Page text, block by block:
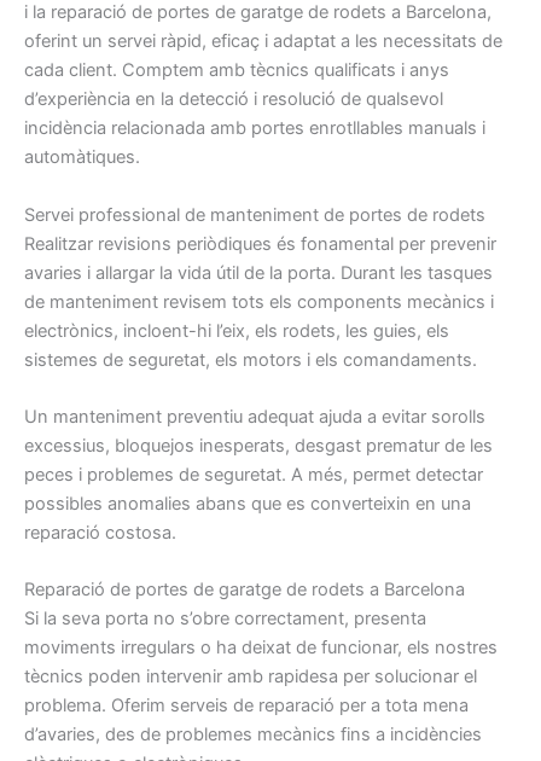
i la reparació de portes de garatge de rodets a Barcelona,
oferint un servei ràpid, eficaç i adaptat a les necessitats de
cada client. Comptem amb tècnics qualificats i anys
d’experiència en la detecció i resolució de qualsevol
incidència relacionada amb portes enrotllables manuals i
automàtiques.
Servei professional de manteniment de portes de rodets
Realitzar revisions periòdiques és fonamental per prevenir
avaries i allargar la vida útil de la porta. Durant les tasques
de manteniment revisem tots els components mecànics i
electrònics, incloent-hi l’eix, els rodets, les guies, els
sistemes de seguretat, els motors i els comandaments.
Un manteniment preventiu adequat ajuda a evitar sorolls
excessius, bloquejos inesperats, desgast prematur de les
peces i problemes de seguretat. A més, permet detectar
possibles anomalies abans que es converteixin en una
reparació costosa.
Reparació de portes de garatge de rodets a Barcelona
Si la seva porta no s’obre correctament, presenta
moviments irregulars o ha deixat de funcionar, els nostres
tècnics poden intervenir amb rapidesa per solucionar el
problema. Oferim serveis de reparació per a tota mena
d’avaries, des de problemes mecànics fins a incidències